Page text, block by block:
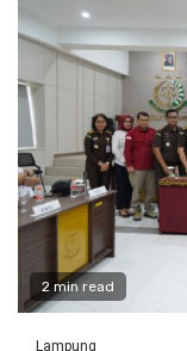
2 min read
Lampung